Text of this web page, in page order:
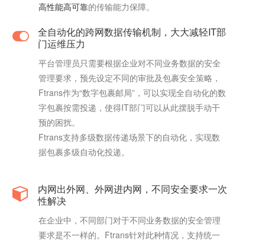
高性能高可靠的传输能力保障。
全自动化的跨网数据传输机制，大大减轻IT部
门运维压力
平台管理员只需要根据企业对不同业务数据的安全
管理要求，预先设定不同的审批及包裹安全策略，
Ftrans作为“数字包裹邮局”，可以实现全自动化的数
字包裹按需投递，使得IT部门可以从此摆脱手动干
预的困扰。
Ftrans支持多级数据传递场景下的自动化，实现数
据包裹多级自动化投递。
内网出外网、外网进内网，不同安全要求一次
性解决
在企业中，不同部门对于不同业务数据的安全管理
要求是不一样的。Ftrans针对此种情况，支持统一